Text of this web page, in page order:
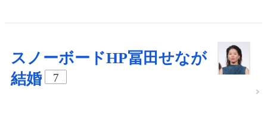
スノーボードHP冨田せなが
結婚
7